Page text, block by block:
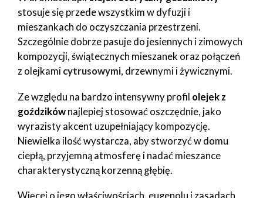
stosuje się przede wszystkim w dyfuzji i
mieszankach do oczyszczania przestrzeni.
Szczególnie dobrze pasuje do jesiennych i zimowych
kompozycji, świątecznych mieszanek oraz połączeń
z olejkami cytrusowymi, drzewnymi i żywicznymi.
Ze względu na bardzo intensywny profil olejek z
goździków najlepiej stosować oszczędnie, jako
wyrazisty akcent uzupełniający kompozycję.
Niewielka ilość wystarcza, aby stworzyć w domu
ciepłą, przyjemną atmosferę i nadać mieszance
charakterystyczną korzenną głębię.